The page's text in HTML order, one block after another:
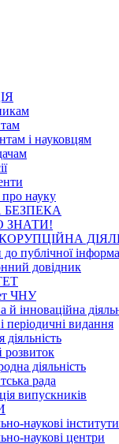
і науковцям
науку
ЗНАТИ!
публічної
довідник
ЧНУ
й інноваційна
періодичні видання
діяльність
розвиток
діяльність
рада
випускників
наукові
наукові центри